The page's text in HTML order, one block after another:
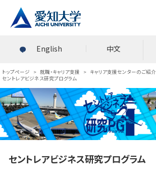
English 中文
トップページ > 就職・キャリア支援 > キャリア支援センターのご紹介
セントレアビジネス研究プログラム
セントレアビジネス研究プログラム